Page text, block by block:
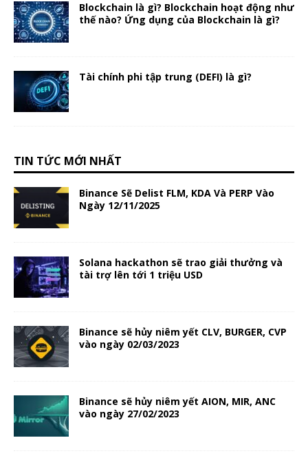
Blockchain là gì? Blockchain hoạt động như
thế nào? Ứng dụng của Blockchain là gì?
Tài chính phi tập trung (DEFI) là gì?
TIN TỨC MỚI NHẤT
Binance Sẽ Delist FLM, KDA Và PERP Vào
Ngày 12/11/2025
Solana hackathon sẽ trao giải thưởng và
tài trợ lên tới 1 triệu USD
Binance sẽ hủy niêm yết CLV, BURGER, CVP
vào ngày 02/03/2023
Binance sẽ hủy niêm yết AION, MIR, ANC
vào ngày 27/02/2023